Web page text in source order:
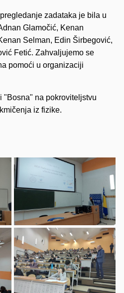
zadataka je bila u
Glamočić, Kenan
Selman, Edin Širbegović,
Fetić. Zahvaljujemo se
pomoći u organizaciji
na pokroviteljstvu
iz fizike.